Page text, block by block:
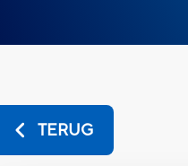
TERUG